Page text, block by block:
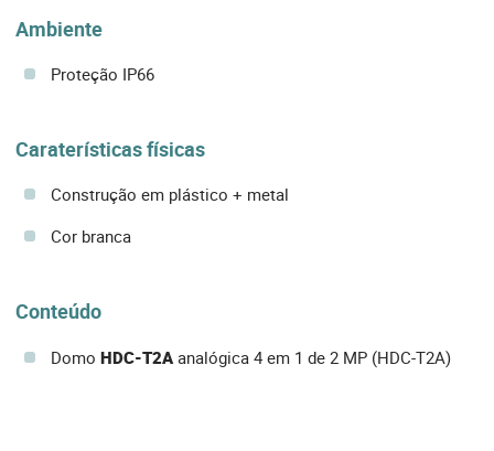
Ambiente
Proteção IP66
Caraterísticas físicas
Construção em plástico + metal
Cor branca
Conteúdo
Domo HDC-T2A analógica 4 em 1 de 2 MP (HDC-T2A)